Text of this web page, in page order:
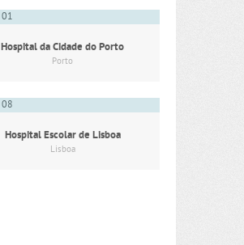
Hospital da Cidade do Porto
Porto
Hospital Escolar de Lisboa
Lisboa